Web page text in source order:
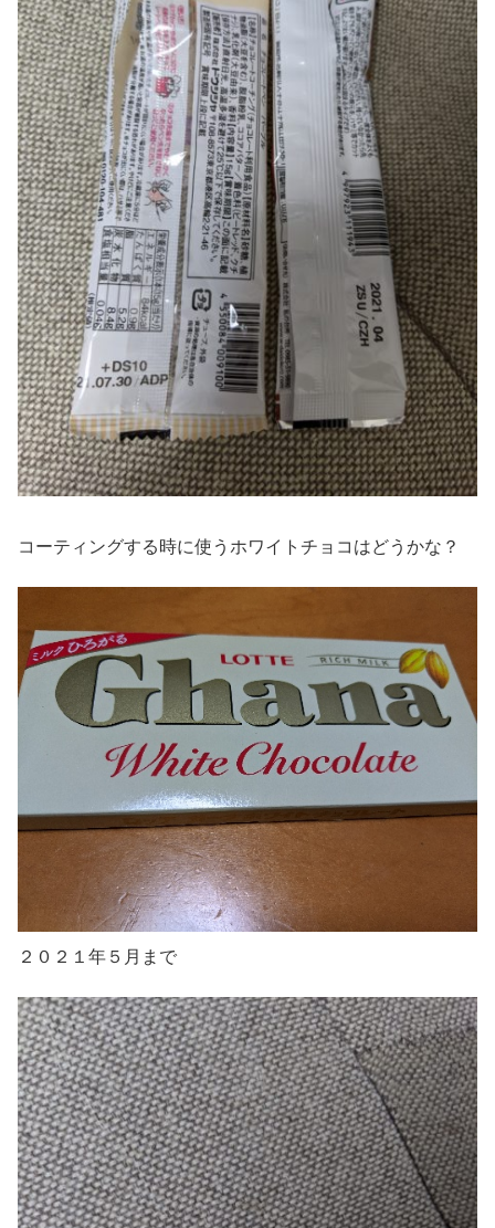
コーティングする時に使うホワイトチョコはどうかな？
２０２１年５月まで